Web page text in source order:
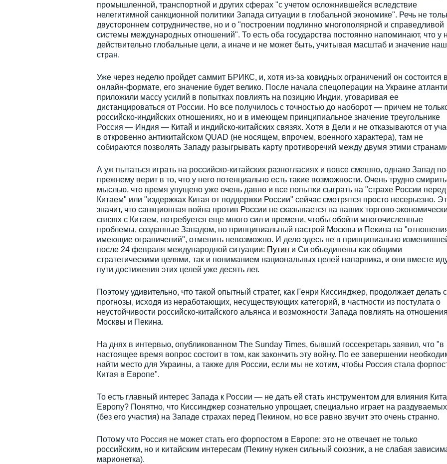
промышленной, транспортной и других сферах "с учетом осложнившейся вследствие
нелегитимной санкционной политики Запада ситуации в глобальной экономике". Речь не
двустороннем сотрудничестве, но и о "построении подлинно многополярной и справедливой
системы международных отношений". То есть оба государства постоянно напоминают, что у
действительно глобальные цели, а иначе и не может быть, учитывая масштаб и значение
стран.
Уже через неделю пройдет саммит БРИКС, и, хотя из-за ковидных ограничений он состоится
онлайн-формате, его значение будет велико. После начала спецоперации на Украине
приложили массу усилий в попытках повлиять на позицию Индии, уговаривая ее
дистанцироваться от России. Но все получилось с точностью до наоборот — причем не
российско-индийских отношениях, но и в имеющем принципиальное значение треугольнике
Россия — Индия — Китай и индийско-китайских связях. Хотя в Дели и не отказываются от
в откровенно антикитайском QUAD (не носящем, впрочем, военного характера), там не
собираются позволять Западу разыгрывать карту противоречий между двумя этими
А уж пытаться играть на российско-китайских разногласиях и вовсе смешно, однако Запад
прежнему верит в то, что у него потенциально есть такие возможности. Очень трудно
мыслью, что время упущено уже очень давно и все попытки сыграть на "страхе России перед
Китаем" или "издержках Китая от поддержки России" сейчас смотрятся просто несерьезно.
значит, что санкционная война против России не сказывается на наших торгово-
связях с Китаем, потребуется еще много сил и времени, чтобы обойти многочисленные
проблемы, созданные Западом, но принципиальный настрой Москвы и Пекина на
имеющие ограничений", отменить невозможно. И дело здесь не в принципиально
после 24 февраля международной ситуации: Путин и Си объединены как общими
стратегическими целями, так и пониманием национальных целей напарника, и они вместе
пути достижения этих целей уже десять лет.
Поэтому удивительно, что такой опытный стратег, как Генри Киссинджер, продолжает делать
прогнозы, исходя из неработающих, несуществующих категорий, в частности из постулата о
неустойчивости российско-китайского альянса и возможности Запада повлиять на
Москвы и Пекина.
На днях в интервью, опубликованном The Sunday Times, бывший госсекретарь заявил, что "в
настоящее время вопрос состоит в том, как закончить эту войну. По ее завершении
найти место для Украины, а также для России, если мы не хотим, чтобы Россия стала
Китая в Европе".
То есть главный интерес Запада к России — не дать ей стать инструментом для влияния
Европу? Понятно, что Киссинджер сознательно упрощает, специально играет на раздуваемых
(без его участия) на Западе страхах перед Пекином, но все равно звучит это очень странно.
Потому что Россия не может стать его форпостом в Европе: это не отвечает не только
российским, но и китайским интересам (Пекину нужен сильный союзник, а не слабая
марионетка).